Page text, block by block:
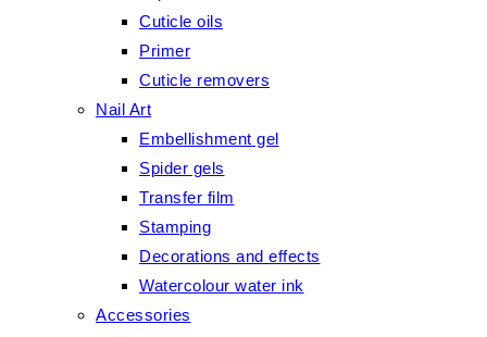
Cuticle oils
Primer
Cuticle removers
Nail Art
Embellishment gel
Spider gels
Transfer film
Stamping
Decorations and effects
Watercolour water ink
Accessories